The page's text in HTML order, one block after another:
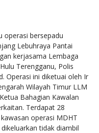
operasi bersepadu
Lebuhraya Pantai
kerjasama Lembaga
Terengganu, Polis
Operasi ini diketuai oleh Ir
Wilayah Timur LLM
Bahagian Kawalan
Terdapat 28
operasi MDHT
tidak diambil